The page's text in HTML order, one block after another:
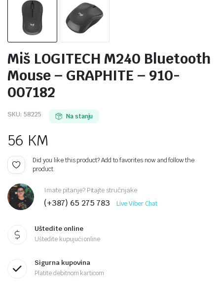
Miš LOGITECH M240 Bluetooth
Mouse – GRAPHITE – 910-
007182
SKU: 58225 Na stanju
56 KM
Did you like this product? Add to favorites now and follow the
product.
Imate pitanje? Pitajte stručnjake
(+387) 65 275 783 Live Viber Chat
Uštedite online
Uštedite kupujući online
Sigurna kupovina
Platite debitnom karticom